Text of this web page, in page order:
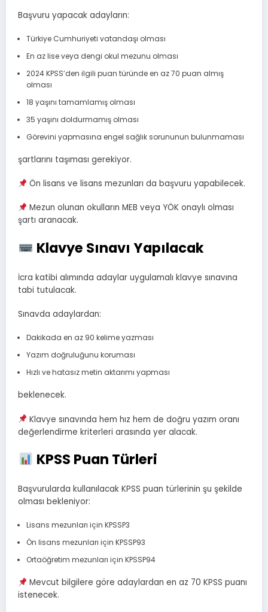
Başvuru yapacak adayların:
Türkiye Cumhuriyeti vatandaşı olması
En az lise veya dengi okul mezunu olması
2024 KPSS’den ilgili puan türünde en az 70 puan almış
olması
18 yaşını tamamlamış olması
35 yaşını doldurmamış olması
Görevini yapmasına engel sağlık sorununun bulunmaması
şartlarını taşıması gerekiyor.
Ön lisans ve lisans mezunları da başvuru yapabilecek.
Mezun olunan okulların MEB veya YÖK onaylı olması
şartı aranacak.
Klavye Sınavı Yapılacak
İcra katibi alımında adaylar uygulamalı klavye sınavına
tabi tutulacak.
Sınavda adaylardan:
Dakikada en az 90 kelime yazması
Yazım doğruluğunu koruması
Hızlı ve hatasız metin aktarımı yapması
beklenecek.
Klavye sınavında hem hız hem de doğru yazım oranı
değerlendirme kriterleri arasında yer alacak.
KPSS Puan Türleri
Başvurularda kullanılacak KPSS puan türlerinin şu şekilde
olması bekleniyor:
Lisans mezunları için KPSSP3
Ön lisans mezunları için KPSSP93
Ortaöğretim mezunları için KPSSP94
Mevcut bilgilere göre adaylardan en az 70 KPSS puanı
istenecek.